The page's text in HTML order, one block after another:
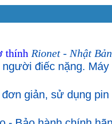
thính Rionet - Nhật
điếc nặng.
giản, sử dụng pin